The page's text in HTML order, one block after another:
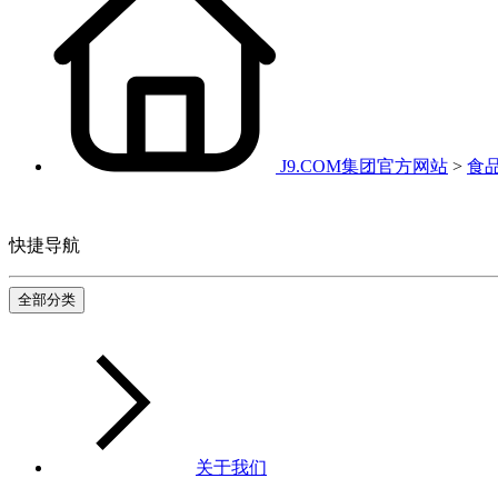
J9.COM集团官方网站 > 食
快捷导航
全部分类
关于我们